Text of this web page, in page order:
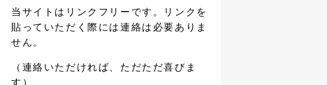
当サイトはリンクフリーです。リンクを
貼っていただく際には連絡は必要ありま
せん。
（連絡いただければ、ただただ喜びま
す）